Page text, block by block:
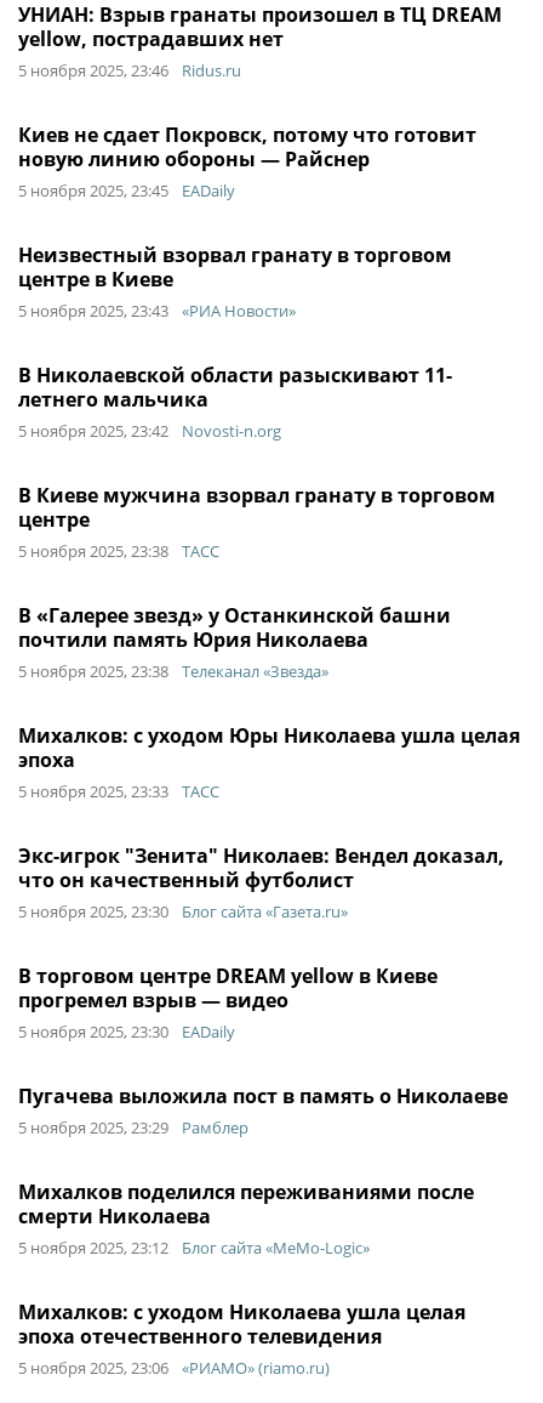
УНИАН: Взрыв гранаты произошел в ТЦ DREAM
yellow, пострадавших нет
5 ноября 2025, 23:46 Ridus.ru
Киев не сдает Покровск, потому что готовит
новую линию обороны — Райснер
5 ноября 2025, 23:45 EADaily
Неизвестный взорвал гранату в торговом
центре в Киеве
5 ноября 2025, 23:43 «РИА Новости»
В Николаевской области разыскивают 11-
летнего мальчика
5 ноября 2025, 23:42 Novosti-n.org
В Киеве мужчина взорвал гранату в торговом
центре
5 ноября 2025, 23:38 ТАСС
В «Галерее звезд» у Останкинской башни
почтили память Юрия Николаева
5 ноября 2025, 23:38 Телеканал «Звезда»
Михалков: с уходом Юры Николаева ушла целая
эпоха
5 ноября 2025, 23:33 ТАСС
Экс-игрок "Зенита" Николаев: Вендел доказал,
что он качественный футболист
5 ноября 2025, 23:30 Блог сайта «Газета.ru»
В торговом центре DREAM yellow в Киеве
прогремел взрыв — видео
5 ноября 2025, 23:30 EADaily
Пугачева выложила пост в память о Николаеве
5 ноября 2025, 23:29 Рамблер
Михалков поделился переживаниями после
смерти Николаева
5 ноября 2025, 23:12 Блог сайта «MeMo-Logic»
Михалков: с уходом Николаева ушла целая
эпоха отечественного телевидения
5 ноября 2025, 23:06 «РИАМО» (riamo.ru)